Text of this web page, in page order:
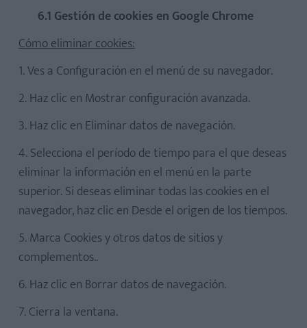
6.1 Gestión de cookies en Google Chrome
Cómo eliminar cookies:
1. Ves a Configuración en el menú de su navegador.
2. Haz clic en Mostrar configuración avanzada.
3. Haz clic en Eliminar datos de navegación.
4. Selecciona el período de tiempo para el que deseas
eliminar la información en el menú en la parte
superior. Si deseas eliminar todas las cookies en el
navegador, haz clic en Desde el origen de los tiempos.
5. Marca Cookies y otros datos de sitios y
complementos..
6. Haz clic en Borrar datos de navegación.
7. Cierra la ventana.